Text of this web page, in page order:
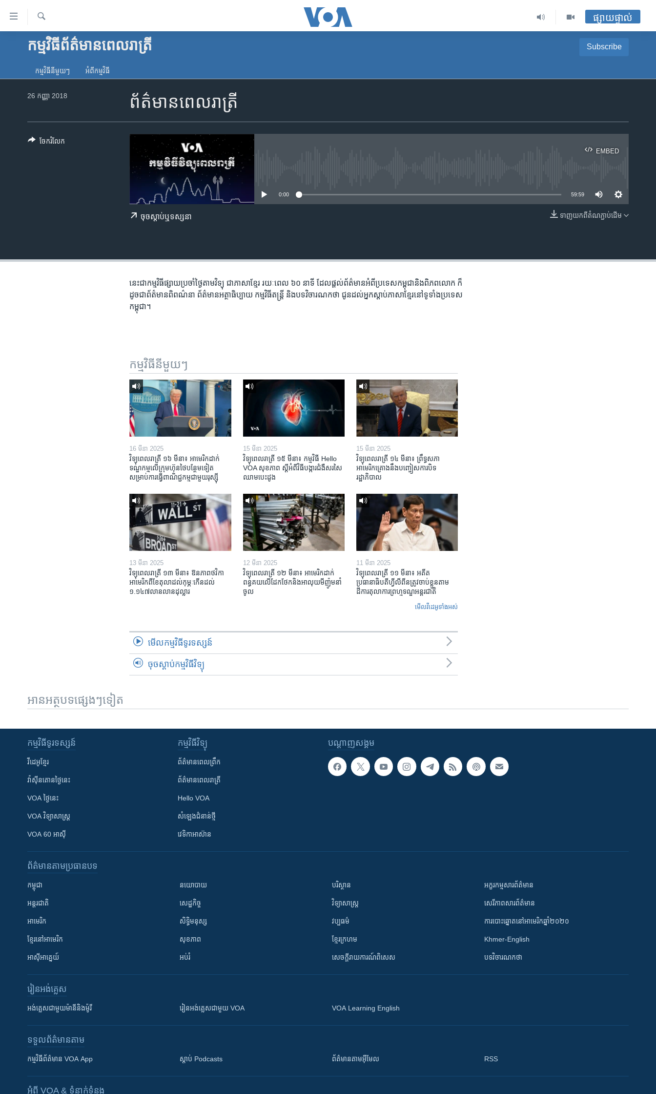
ទៅ​
គេហទំព័រ​
ទាក់ទង
និង​អាមេរិក
រក
ផ្សាយផ្ទាល់
កម្មវិធី​ព័ត៌មាន​ពេលរាត្រី Subscribe
ទទួល​​​សេវា​​​ Podcast
កម្មវិធី​នីមួយៗ អំពី​កម្មវិធី​
ព័ត៌មានពេលរាត្រី
26 កញ្ញា 2018
EMBED
EMBED
0:00 59:59
ទាញ​យក​ពី​តំណភ្ជាប់​ដើម
ចុច​​ស្តាប់​ឬ​ទស្សនា
ចែករំលែក
នេះ​ជា​កម្ម​វិធី​ផ្សាយ​ប្រចាំ​ថ្ងៃ​តាម​វិទ្យុ ​ជាភាសា​ខ្មែរ​ រយៈ​ពេល​ ៦០​ នាទី ដែល​ផ្តល់​ព័ត៌មាន​អំពី​ប្រទេស​កម្ពុជា​និង​ពិភព​លោក ​ក៏
ដូច​ជា​ព័ត៌មាន​ពិពណ៌នា ព័ត៌មាន​អត្ថាធិប្បាយ​ កម្ម​វិធី​តន្ត្រី ​និង​បទ​វិចារណកថា​ ជូន​ដល់​អ្នក​ស្តាប់​ភាសា​ខ្មែរ​នៅ​ទូទាំង​ប្រទេស​
កម្ពុជា។
កម្មវិធី​នីមួយៗ
16 មីនា 2025
វិទ្យុពេលរាត្រី ១៦ មីនា៖ អាមេរិក​ដាក់​
ទណ្ឌកម្ម​លើ​ក្រុមហ៊ុន​ថៃ​បន្ថែម​ទៀត​
សម្រាប់​ការ​ធ្វើ​ពាណិជ្ជកម្ម​ជាមួយ​រុស្ស៊ី
15 មីនា 2025
វិទ្យុពេលរាត្រី ១៥ មីនា៖ កម្មវិធី ​Hello
VOA សុខភាព ស្ដី​អំពី​វិធី​បង្ការ​ជំងឺ​សរសៃ​
ឈាម​បេះដូង
15 មីនា 2025
វិទ្យុពេលរាត្រី ១៤ មីនា៖ ព្រឹទ្ធសភា
អាមេរិកគ្រោងនឹងបញ្ចៀសការបិទ
រដ្ឋាភិបាល
13 មីនា 2025
វិទ្យុពេលរាត្រី ១៣ មីនា៖ ឱនភាព​ថវិកា​
អាមេរិក​ពី​ខែ​តុលា​ដល់​កុម្ភៈ​កើន​ដល់​
១.១៤៧​លានលាន​ដុល្លារ
12 មីនា 2025
វិទ្យុពេលរាត្រី ១២ មីនា៖ អាមេរិក​ដាក់​
ពន្ធគយ​លើ​ដែកថែក​និង​អាលុយ​មីញ៉ូម​នាំ
ចូល
11 មីនា 2025
វិទ្យុពេលរាត្រី ១១ មីនា៖ អតីត​
ប្រធានាធិបតីហ្វីលីពីន​ត្រូវ​ចាប់ខ្លួនតាម
ដីការ​តុលាការ​ព្រហ្មទណ្ឌ​អន្តរជាតិ
មើល​វីដេអូ​ទាំង​អស់
មើល​កម្មវិធី​ទូរទស្សន៍
ចុចស្តាប់កម្មវិធីវិទ្យុ
អានអត្ថបទផ្សេងៗទៀត
បណ្តាញ​សង្គម
កម្មវិធី​ទូរទស្សន៍
វីដេអូ​ខ្មែរ
វ៉ាស៊ីនតោន​ថ្ងៃ​នេះ
VOA ថ្ងៃនេះ
VOA ​វិទ្យាសាស្ត្រ
VOA 60 អាស៊ី
កម្មវិធី​វិទ្យុ
ព័ត៌មាន​ពេល​ព្រឹក
ព័ត៌មាន​​ពេល​រាត្រី
Hello VOA
សំឡេង​ជំនាន់​ថ្មី
វេទិកា​អាស៊ាន
ព័ត៌មាន​តាមប្រធានបទ​
កម្ពុជា
អន្តរជាតិ
អាមេរិក
ខ្មែរ​នៅអាមេរិក
អាស៊ីអាគ្នេយ៍
នយោបាយ
សេដ្ឋកិច្ច
សិទ្ធិមនុស្ស
សុខភាព
អប់រំ
បរិស្ថាន
វិទ្យាសាស្រ្ត
វប្បធម៌
ខ្មែរក្រហម
សេចក្តីរាយការណ៍ពិសេស
អក្ខរកម្មសារព័ត៌មាន
សេរីភាពសារព័ត៌មាន
ការបោះឆ្នោតនៅអាមេរិកឆ្នាំ២០២០
Khmer-English
បទវិចារណកថា
រៀន​​អង់គ្លេស
អង់គ្លេស​ជាមួយ​ម៉ានី​និង​ម៉ូរី រៀន​​​​​​អង់គ្លេស​​ជាមួយ VOA VOA Learning English
ទទួល​ព័ត៌មាន​តាម
កម្មវិធី​ព័ត៌មាន VOA App ស្តាប់ Podcasts ព័ត៌មាន​តាម​អ៊ីមែល RSS
អំពី​ VOA & ទំនាក់ទំនង